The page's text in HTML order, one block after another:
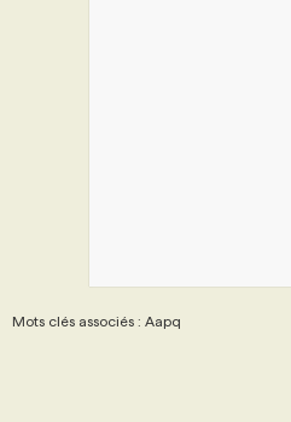
Mots clés associés : Aapq